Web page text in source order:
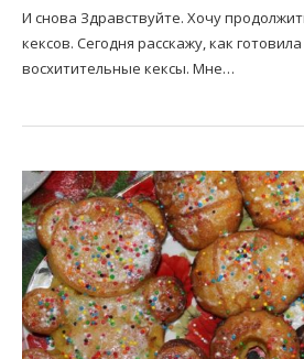
И снова Здравствуйте. Хочу
кексов. Сегодня расскажу, как
восхитительные кексы. Мне…